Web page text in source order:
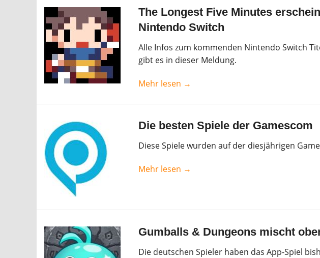
The Longest Five Minutes
Nintendo Switch
Alle Infos zum kommenden Nintendo Switch
gibt es in dieser Meldung.
Mehr lesen →
Die besten Spiele der Gamescom
Diese Spiele wurden auf der diesjährigen
Mehr lesen →
Gumballs & Dungeons mischt
Die deutschen Spieler haben das App-Spiel